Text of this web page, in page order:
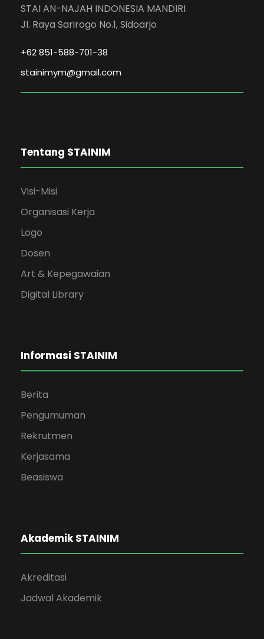
STAI AN-NAJAH INDONESIA MANDIRI
Jl. Raya Sarirogo No.1, Sidoarjo
+62 851-588-701-38
stainimym@gmail.com
Tentang STAINIM
Visi-Misi
Organisasi Kerja
Logo
Dosen
Art & Kepegawaian
Digital Library
Informasi STAINIM
Berita
Pengumuman
Rekrutmen
Kerjasama
Beasiswa
Akademik STAINIM
Akreditasi
Jadwal Akademik